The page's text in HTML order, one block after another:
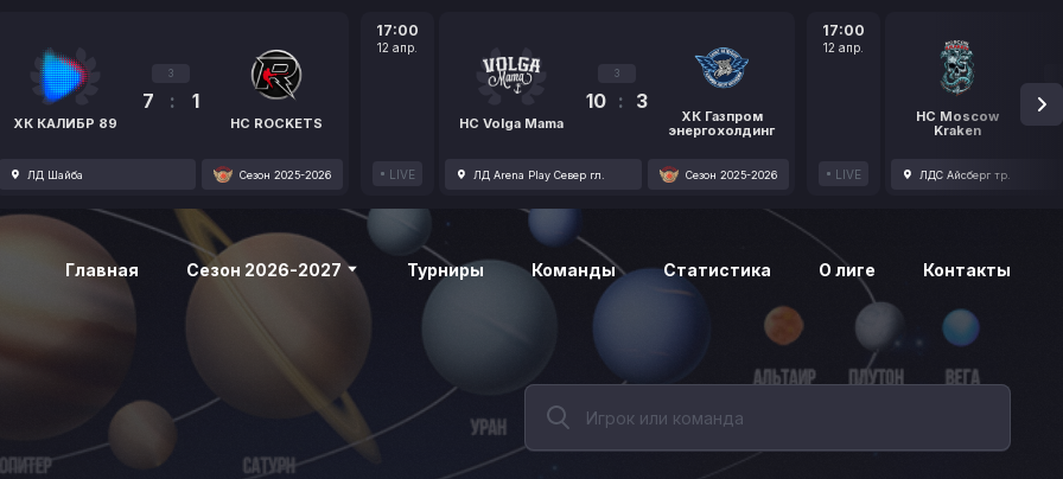
ХК КАЛИБР 89
3
7 : 1
HC ROCKETS
ЛД Шайба Сезон 2025-2026
17:00
12 апр.
LIVE
HC Volga Mama
3
10 : 3
ХК Газпром
энергохолдинг
ЛД Arena Play Север гл. Сезон 2025-2026
17:00
12 апр.
LIVE
HC Moscow
Kraken
1
ЛДС Айсберг тр.
Главная Сезон 2026-2027 Турниры Команды Статистика О лиге Контакты